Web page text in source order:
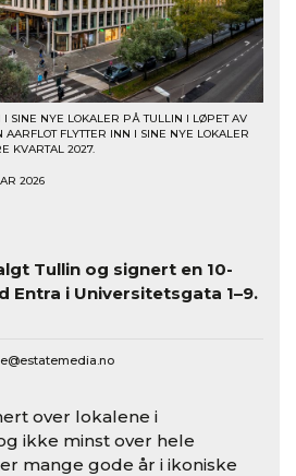
I SINE NYE LOKALER PÅ TULLIN I LØPET AV
FLYTTER INN I SINE NYE LOKALER
KVARTAL 2027.
2026
Tullin og signert en 10-
Entra i Universitetsgata 1–9.
over lokalene i
ikke minst over hele
mange gode år i ikoniske